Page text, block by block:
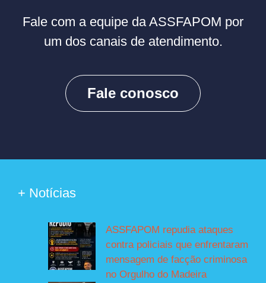
Fale com a equipe da ASSFAPOM por
um dos canais de atendimento.
Fale conosco
+ Notícias
ASSFAPOM repudia ataques
contra policiais que enfrentaram
mensagem de facção criminosa
no Orgulho do Madeira